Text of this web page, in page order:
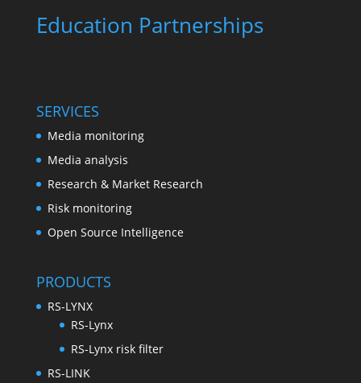
Education Partnerships
SERVICES
Media monitoring
Media analysis
Research & Market Research
Risk monitoring
Open Source Intelligence
PRODUCTS
RS-LYNX
RS-Lynx
RS-Lynx risk filter
RS-LINK